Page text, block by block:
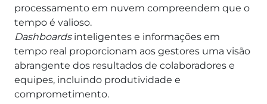
processamento em nuvem compreendem que o
tempo é valioso.
Dashboardsinteligentes e informações em
tempo real proporcionam aos gestores uma visão
abrangente dos resultados de colaboradores e
equipes, incluindo produtividade e
comprometimento.